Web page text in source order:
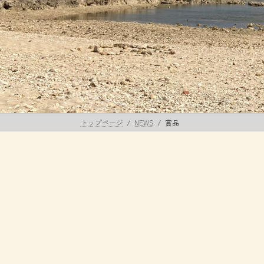
トップページ NEWS 賞品